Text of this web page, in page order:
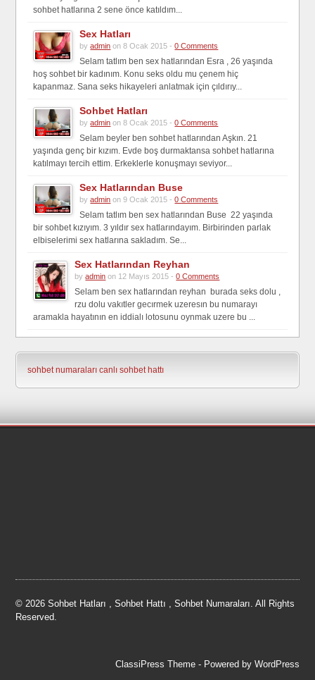
sohbet hatlarına 2 sene önce katıldım...
Sex Hatları
byadmin on 8 Ocak 2015 -0 Comments
Selam tatlım ben sex hatlarından Esra , 26 yaşında
hoş sohbet bir kadınım. Konu seks oldu mu çenem hiç
kapanmaz. Sana seks hikayeleri anlatmak için çıldırıy...
Sohbet Hatları
byadmin on 8 Ocak 2015 -0 Comments
Selam beyler ben sohbet hatlarından Aşkın. 21
yaşında genç bir kızım. Evde boş durmaktansa sohbet hatlarına
katılmayı tercih ettim. Erkeklerle konuşmayı seviyor...
Sex Hatlarından Buse
byadmin on 9 Ocak 2015 -0 Comments
Selam tatlım ben sex hatlarından Buse 22 yaşında
bir sohbet kızıyım. 3 yıldır sex hatlarındayım. Birbirinden parlak
elbiselerimi sex hatlarına sakladım. Se...
Sex Hatlarından Reyhan
byadmin on 12 Mayıs 2015 -0 Comments
Selam ben sex hatlarından reyhan burada seks dolu ,
rzu dolu vakıtler gecırmek uzeresın bu numarayı
aramakla hayatının en iddialı lotosunu oynmak uzere bu ...
sohbet numaraları canlı sohbet hattı
© 2026 Sohbet Hatları , Sohbet Hattı , Sohbet Numaraları. All Rights
Reserved.
ClassiPress Theme- Powered by WordPress